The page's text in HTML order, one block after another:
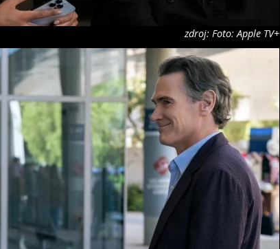
zdroj: Foto: Apple TV+